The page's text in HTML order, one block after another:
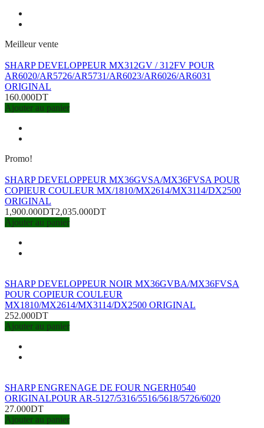
Meilleur vente
SHARP DEVELOPPEUR MX312GV / 312FV POUR
AR6020/AR5726/AR5731/AR6023/AR6026/AR6031
ORIGINAL
160.000DT
Ajouter au panier
Promo!
SHARP DEVELOPPEUR MX36GVSA/MX36FVSA POUR
COPIEUR COULEUR MX/1810/MX2614/MX3114/DX2500
ORIGINAL
1,900.000DT2,035.000DT
Ajouter au panier
SHARP DEVELOPPEUR NOIR MX36GVBA/MX36FVSA
POUR COPIEUR COULEUR
MX1810/MX2614/MX3114/DX2500 ORIGINAL
252.000DT
Ajouter au panier
SHARP ENGRENAGE DE FOUR NGERH0540
ORIGINALPOUR AR-5127/5316/5516/5618/5726/6020
27.000DT
Ajouter au panier